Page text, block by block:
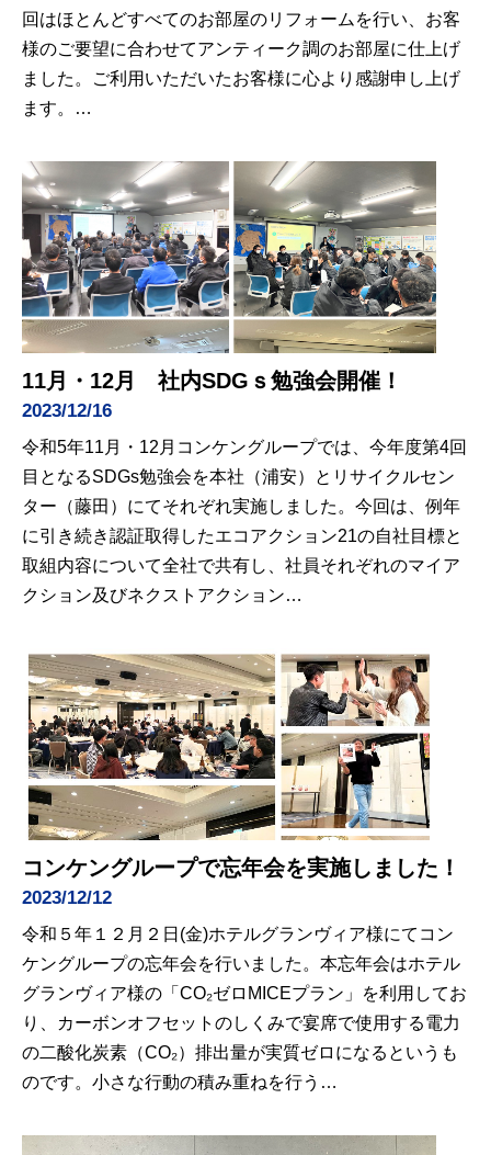
回はほとんどすべてのお部屋のリフォームを行い、お客
様のご要望に合わせてアンティーク調のお部屋に仕上げ
ました。ご利用いただいたお客様に心より感謝申し上げ
ます。…
11月・12月 社内SDGｓ勉強会開催！
2023/12/16
令和5年11月・12月コンケングループでは、今年度第4回
目となるSDGs勉強会を本社（浦安）とリサイクルセン
ター（藤田）にてそれぞれ実施しました。今回は、例年
に引き続き認証取得したエコアクション21の自社目標と
取組内容について全社で共有し、社員それぞれのマイア
クション及びネクストアクション…
コンケングループで忘年会を実施しました！
2023/12/12
令和５年１２月２日(金)ホテルグランヴィア様にてコン
ケングループの忘年会を行いました。本忘年会はホテル
グランヴィア様の「CO₂ゼロMICEプラン」を利用してお
り、カーボンオフセットのしくみで宴席で使用する電力
の二酸化炭素（CO₂）排出量が実質ゼロになるというも
のです。小さな行動の積み重ねを行う…